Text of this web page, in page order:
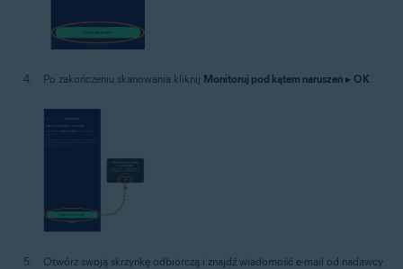
Po zakończeniu skanowania kliknij Monitoruj pod kątem naruszeń ▸ OK
Otwórz swoją skrzynkę odbiorczą i znajdź wiadomość e-mail od nadawcy